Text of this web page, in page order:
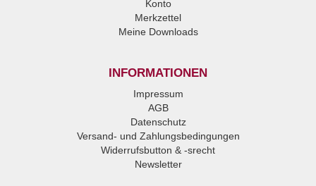
Konto
Merkzettel
Meine Downloads
INFORMATIONEN
Impressum
AGB
Datenschutz
Versand- und Zahlungsbedingungen
Widerrufsbutton & -srecht
Newsletter